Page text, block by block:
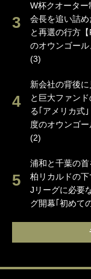
W杯クオータ
会長を追い詰
と再選の行方
のオウンゴール
(3)
新会社の背後
と巨大ファン
る｢アメリカ式
度のオウンゴー
(2)
浦和と千葉の首
柏リカルドの下
Jリーグに必要
グ開幕｢初めて